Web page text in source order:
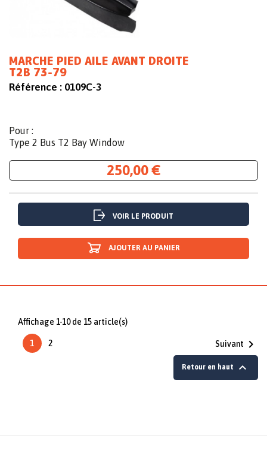
MARCHE PIED AILE AVANT DROITE
T2B 73-79
Référence : 0109C-3
Pour :
Type 2 Bus T2 Bay Window
250,00 €
VOIR LE PRODUIT
AJOUTER AU PANIER
Affichage 1-10 de 15 article(s)
1 2 Suivant 
Retour en haut 